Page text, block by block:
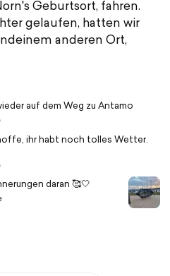
Geburtsort, fahren.
gelaufen, hatten wir
anderen Ort,
auf dem Weg zu Antamo
ihr habt noch tolles Wetter.
daran 🥰🤍